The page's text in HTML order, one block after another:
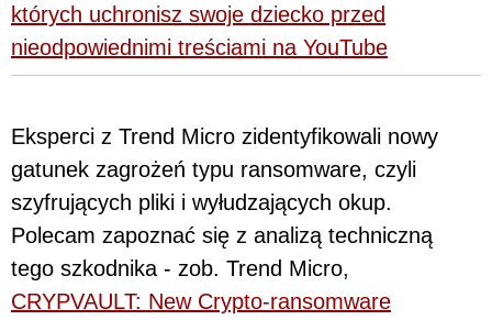
których uchronisz swoje dziecko przed
nieodpowiednimi treściami na YouTube
Eksperci z Trend Micro zidentyfikowali nowy
gatunek zagrożeń typu ransomware, czyli
szyfrujących pliki i wyłudzających okup.
Polecam zapoznać się z analizą techniczną
tego szkodnika - zob. Trend Micro,
CRYPVAULT: New Crypto-ransomware